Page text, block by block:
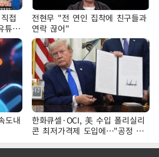
접
튜버
전현무 "전 연인 집착에 친구들과
연락 끊어"
도내
한화큐셀·OCI, 美 수입 폴리실리
콘 최저가격제 도입에…"공정 경
쟁·수익성 개선 환영"